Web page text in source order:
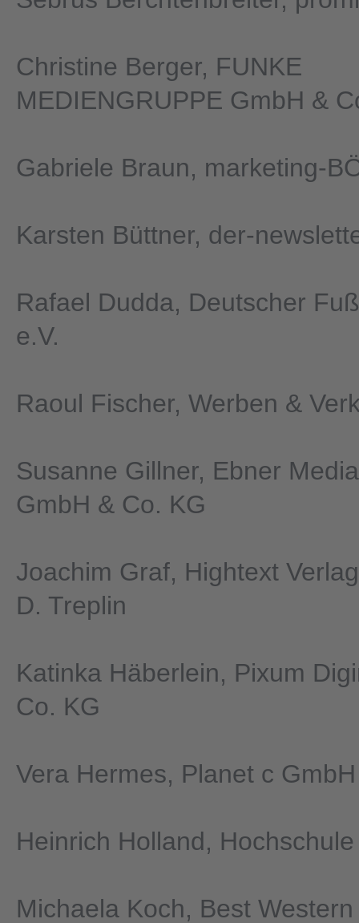
Christine Berger, FUNKE
MEDIENGRUPPE GmbH &
Gabriele Braun, marketing-
Karsten Büttner, der-
Rafael Dudda, Deutscher
e.V.
Raoul Fischer, Werben &
Susanne Gillner, Ebner
GmbH & Co. KG
Joachim Graf, Hightext
D. Treplin
Katinka Häberlein, Pixum
Co. KG
Vera Hermes, Planet c GmbH
Heinrich Holland,
Michaela Koch, Best